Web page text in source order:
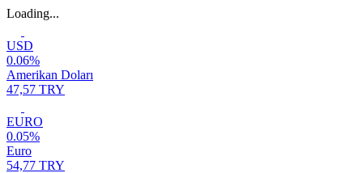
Loading...
USD
0.06%
Amerikan Doları
47,57 TRY
EURO
0.05%
Euro
54,77 TRY